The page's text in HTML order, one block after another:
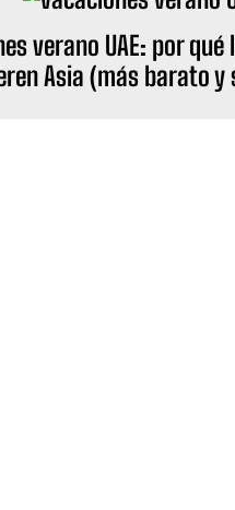
verano UAE: por
Asia (más barato y